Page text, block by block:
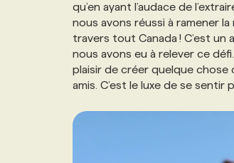
qu’en ayant l’audace de
nous avons réussi à ramener
travers tout Canada ! C’est un
nous avons eu à relever ce
plaisir de créer quelque chose
amis. C’est le luxe de se sentir